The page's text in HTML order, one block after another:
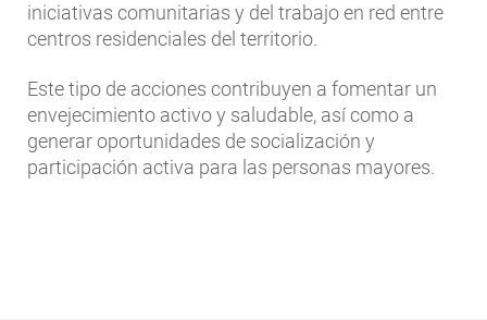
iniciativas comunitarias y del trabajo en red entre
centros residenciales del territorio.
Este tipo de acciones contribuyen a fomentar un
envejecimiento activo y saludable, así como a
generar oportunidades de socialización y
participación activa para las personas mayores.